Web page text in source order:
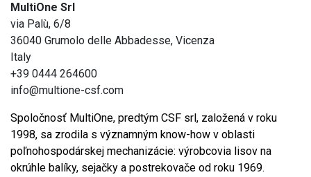
MultiOne Srl
via Palù, 6/8
36040 Grumolo delle Abbadesse, Vicenza
Italy
+39 0444 264600
info@multione-csf.com
Spoločnosť MultiOne, predtým CSF srl, založená v roku
1998, sa zrodila s významným know-how v oblasti
poľnohospodárskej mechanizácie: výrobcovia lisov na
okrúhle balíky, sejačky a postrekovače od roku 1969.